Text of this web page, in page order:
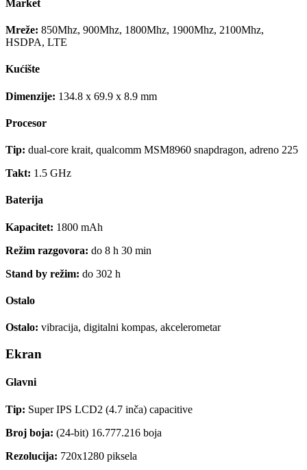
Market
Mreže: 850Mhz, 900Mhz, 1800Mhz, 1900Mhz, 2100Mhz,
HSDPA, LTE
Kućište
Dimenzije: 134.8 x 69.9 x 8.9 mm
Procesor
Tip: dual-core krait, qualcomm MSM8960 snapdragon, adreno 225
Takt: 1.5 GHz
Baterija
Kapacitet: 1800 mAh
Režim razgovora: do 8 h 30 min
Stand by režim: do 302 h
Ostalo
Ostalo: vibracija, digitalni kompas, akcelerometar
Ekran
Glavni
Tip: Super IPS LCD2 (4.7 inča) capacitive
Broj boja: (24-bit) 16.777.216 boja
Rezolucija: 720x1280 piksela